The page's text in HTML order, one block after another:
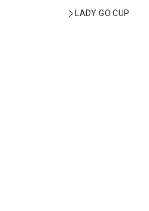
LADY GO CUP